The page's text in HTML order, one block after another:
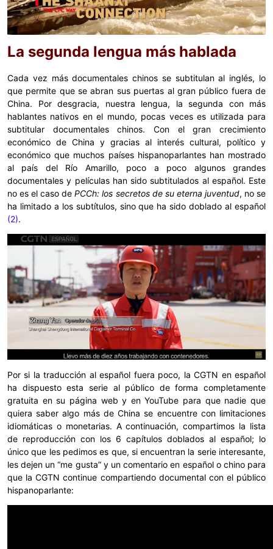
La segunda lengua más hablada
Cada vez más documentales chinos se subtitulan al inglés, lo
que permite que se abran sus puertas al gran público fuera de
China. Por desgracia, nuestra lengua, la segunda con más
hablantes nativos en el mundo, pocas veces es utilizada para
subtitular documentales chinos. Con el gran crecimiento
económico de China y gracias al interés cultural, político y
económico que muchos países hispanoparlantes han mostrado
al país del Río Amarillo, poco a poco algunos grandes
documentales y películas han sido subtitulados al español. Este
no es el caso dePCCh: los secretos de su eterna juventud, no se
ha limitado a los subtítulos, sino que ha sido doblado al español
(2).
Por si la traducción al español fuera poco, la CGTN en español
ha dispuesto esta serie al público de forma completamente
gratuita en su página web y en YouTube para que nadie que
quiera saber algo más de China se encuentre con limitaciones
idiomáticas o monetarias. A continuación, compartimos la lista
de reproducción con los 6 capítulos doblados al español; lo
único que les pedimos es que, si encuentran la serie interesante,
les dejen un “me gusta” y un comentario en español o chino para
que la CGTN continue compartiendo documental con el público
hispanoparlante: